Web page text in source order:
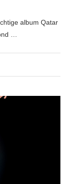
album Qatar
…